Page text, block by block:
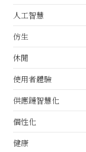
人工智慧
仿生
休閒
使用者體驗
供應鏈智慧化
個性化
健康